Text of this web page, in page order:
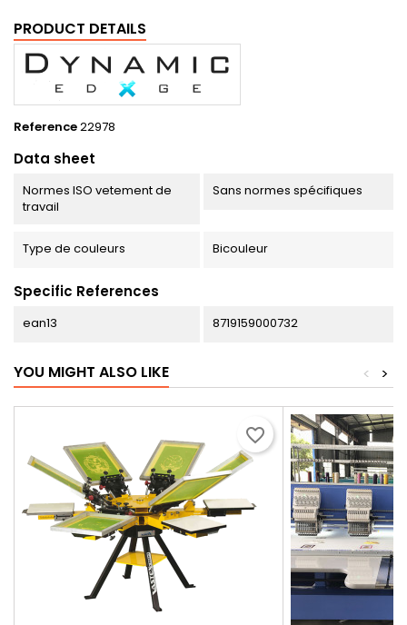
PRODUCT DETAILS
Reference22978
Data sheet
Normes ISO vetement de
travail
Sans normes spécifiques
Type de couleurs Bicouleur
Specific References
ean13 8719159000732
YOU MIGHT ALSO LIKE >
<
favorite_border